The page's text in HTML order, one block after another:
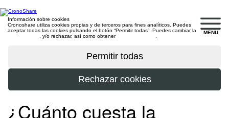
MENU
Información sobre cookies
Cronoshare utiliza cookies propias y de terceros para fines analíticos. Puedes
aceptar todas las cookies pulsando el botón “Permitir todas”. Puedes cambiar la
, y/o rechazar, así como obtener
¿Cuánto cuesta la